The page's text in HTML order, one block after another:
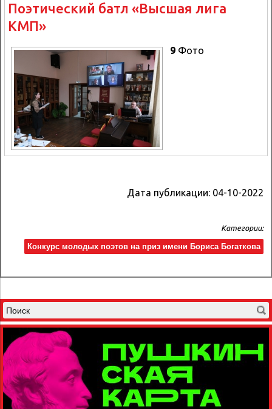
Поэтический батл «Высшая лига
КМП»
9 Фото
Дата публикации: 04-10-2022
Категории:
Конкурс молодых поэтов на приз имени Бориса Богаткова